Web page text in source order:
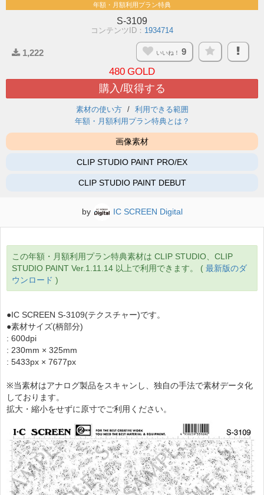
年額・月額利用プラン特典
S-3109
コンテンツID： 1934714
1,222 いいね！ 9
480 GOLD
購入/取得する
素材の使い方
利用できる範囲
年額・月額利用プラン特典とは？
画像素材
CLIP STUDIO PAINT PRO/EX
CLIP STUDIO PAINT DEBUT
by IC SCREEN Digital
この年額・月額利用プラン特典素材は CLIP STUDIO、CLIP
STUDIO PAINT Ver.1.11.14 以上で利用できます。 ( 最新版のダ
ウンロード )
●IC SCREEN S-3109(テクスチャー)です。
●素材サイズ(柄部分)
: 600dpi
: 230mm × 325mm
: 5433px × 7677px
※当素材はアナログ製品をスキャンし、独自の手法で素材データ化
しております。
拡大・縮小をせずに原寸でご利用ください。